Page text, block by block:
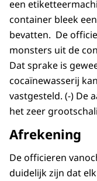
een
container bleek
bevatten. De
monsters uit de
Dat sprake is
cocaïnewasserij
vastgesteld. (-) De
het zeer
Afrekening
De officieren
duidelijk zijn dat